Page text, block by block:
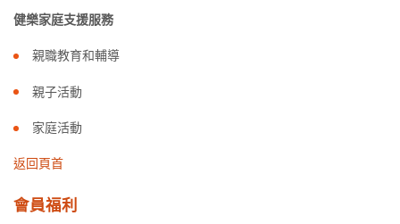
健樂家庭支援服務
親職教育和輔導
親子活動
家庭活動
返回頁首
會員福利